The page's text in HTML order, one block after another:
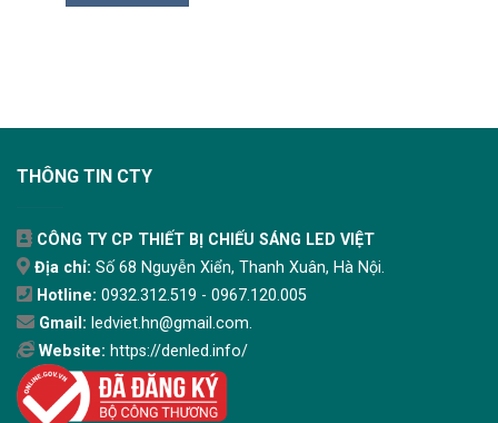
THÔNG TIN CTY
CÔNG TY CP THIẾT BỊ CHIẾU SÁNG LED VIỆT
Địa chỉ: Số 68 Nguyễn Xiển, Thanh Xuân, Hà Nội.
Hotline: 0932.312.519 - 0967.120.005
Gmail: ledviet.hn@gmail.com.
Website: https://denled.info/